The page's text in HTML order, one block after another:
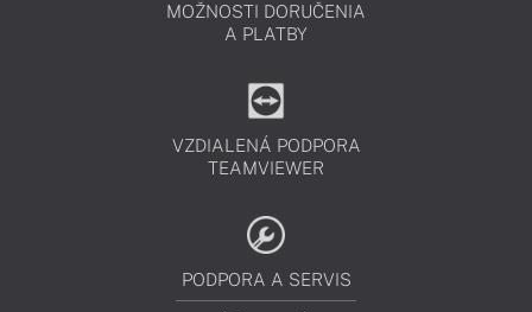
MOŽNOSTI DORUČENIA
A PLATBY
VZDIALENÁ PODPORA
TEAMVIEWER
PODPORA A SERVIS